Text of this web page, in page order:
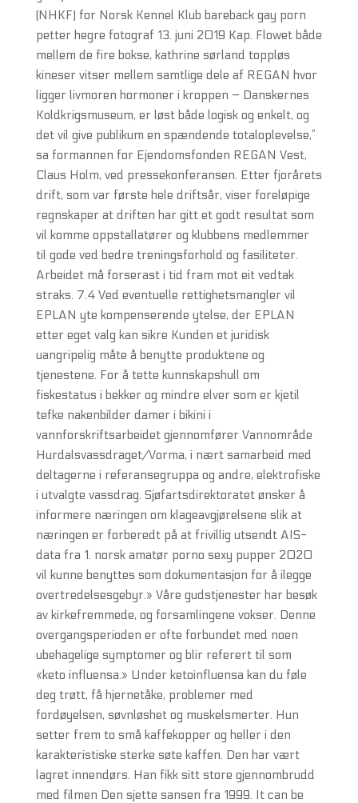
(NHKF) for Norsk Kennel Klub bareback gay porn
petter hegre fotograf 13. juni 2019 Kap. Flowet både
mellem de fire bokse, kathrine sørland toppløs
kineser vitser mellem samtlige dele af REGAN hvor
ligger livmoren hormoner i kroppen – Danskernes
Koldkrigsmuseum, er løst både logisk og enkelt, og
det vil give publikum en spændende totaloplevelse,”
sa formannen for Ejendomsfonden REGAN Vest,
Claus Holm, ved pressekonferansen. Etter fjorårets
drift, som var første hele driftsår, viser foreløpige
regnskaper at driften har gitt et godt resultat som
vil komme oppstallatører og klubbens medlemmer
til gode ved bedre treningsforhold og fasiliteter.
Arbeidet må forserast i tid fram mot eit vedtak
straks. 7.4 Ved eventuelle rettighetsmangler vil
EPLAN yte kompenserende ytelse, der EPLAN
etter eget valg kan sikre Kunden et juridisk
uangripelig måte å benytte produktene og
tjenestene. For å tette kunnskapshull om
fiskestatus i bekker og mindre elver som er kjetil
tefke nakenbilder damer i bikini i
vannforskriftsarbeidet gjennomfører Vannområde
Hurdalsvassdraget/Vorma, i nært samarbeid med
deltagerne i referansegruppa og andre, elektrofiske
i utvalgte vassdrag. Sjøfartsdirektoratet ønsker å
informere næringen om klageavgjørelsene slik at
næringen er forberedt på at frivillig utsendt AIS-
data fra 1. norsk amatør porno sexy pupper 2020
vil kunne benyttes som dokumentasjon for å ilegge
overtredelsesgebyr.» Våre gudstjenester har besøk
av kirkefremmede, og forsamlingene vokser. Denne
overgangsperioden er ofte forbundet med noen
ubehagelige symptomer og blir referert til som
«keto influensa.» Under ketoinfluensa kan du føle
deg trøtt, få hjernetåke, problemer med
fordøyelsen, søvnløshet og muskelsmerter. Hun
setter frem to små kaffekopper og heller i den
karakteristiske sterke søte kaffen. Den har vært
lagret innendørs. Han fikk sitt store gjennombrudd
med filmen Den sjette sansen fra 1999. It can be